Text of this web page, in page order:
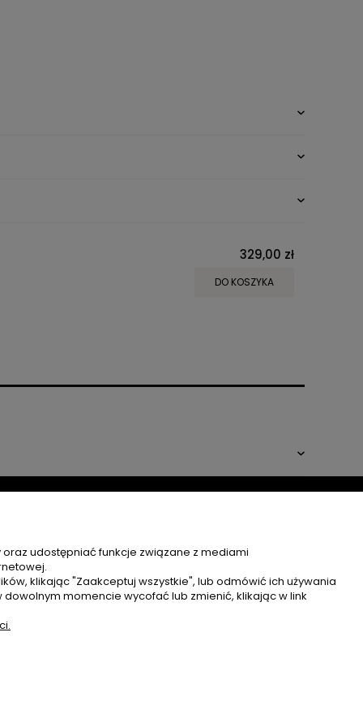
329,00 zł
DO KOSZYKA
MOJE KONTO
udostępniać funkcje związane z mediami
klikając "Zaakceptuj wszystkie", lub odmówić ich używania
momencie wycofać lub zmienić, klikając w link